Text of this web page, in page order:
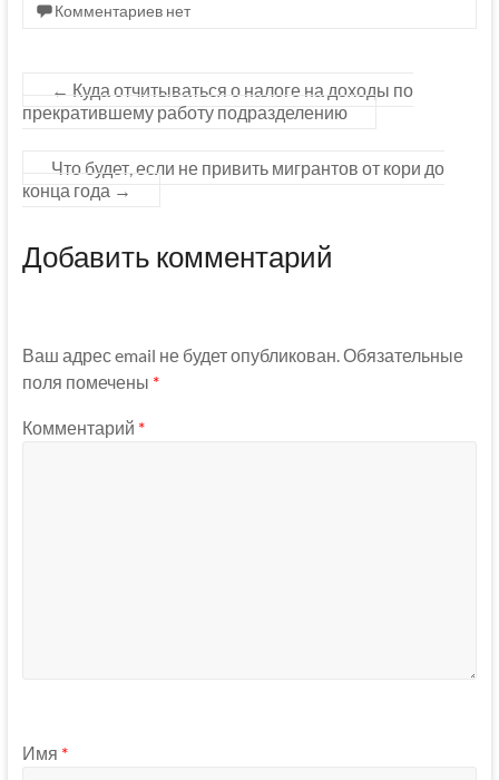
Комментариев нет
← Куда отчитываться о налоге на доходы по
прекратившему работу подразделению
Что будет, если не привить мигрантов от кори до
конца года →
Добавить комментарий
Ваш адрес email не будет опубликован. Обязательные
поля помечены *
Комментарий *
Имя *